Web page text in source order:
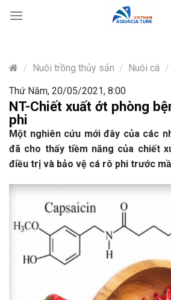
content
/ Nuôi trồng thủy sản / Nuôi cá /
Thứ Năm, 20/05/2021, 8:00
NT-Chiết xuất ớt phòng
phi
Một nghiên cứu mới đây của các
đã cho thấy tiềm năng của chiết
điều trị và bảo vệ cá rô phi trước